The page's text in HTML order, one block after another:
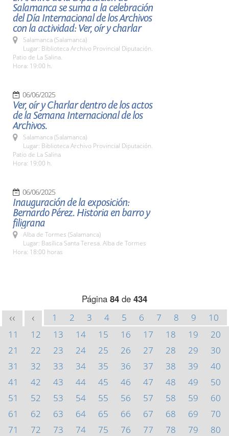
Salamanca se suma a la celebración
del Día Internacional de los Archivos
con la actividad: Ver, oír y charlar
Salamanca (Salamanca)
Lugar: Biblioteca Archivo Provincial Diputación.
Patio de La Salina.
Hora: 19:00 h.
06/06/2025
Ver, oír y Charlar dentro de los actos
de la Semana Internacional de los
Archivos.
Salamanca (Salamanca)
Lugar: Biblioteca Archivo Provincial Diputación.
Patio de La Salina
Hora: 19:00 h.
06/06/2025
Inauguración de la exposición:
Bernardo Pérez. Historia en barro y
filigrana
Alba de Tormes (Salamanca)
Lugar: Basílica Santa Teresa. Alba de Tormes
Hora: 18:00 horas
Página 84 de 434
<< < 1 2 3 4 5 6 7 8 9
10
11
12 13 14 15 16 17 18 19
20
21
22 23 24 25 26 27 28 29
30
31
32 33 34 35 36 37 38 39
40
41
42 43 44 45 46 47 48 49
50
51
52 53 54 55 56 57 58 59
60
61
62 63 64 65 66 67 68 69
70
71
72 73 74 75 76 77 78 79
80